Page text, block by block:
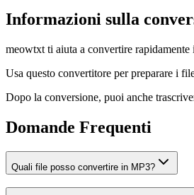
Informazioni sulla
meowtxt ti aiuta a convertire
Usa questo convertitore per preparare i
Dopo la conversione, puoi anche
Domande Frequenti
Quali file posso convertire in MP3?